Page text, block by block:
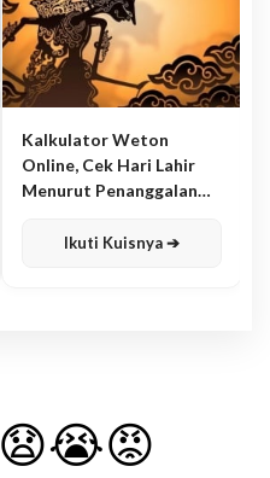
Kalkulator Weton
Online, Cek Hari Lahir
Menurut Penanggalan
Ikuti Kuisnya ➔
😧😭😡